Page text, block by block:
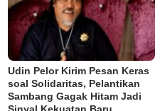
Udin Pelor Kirim Pesan Keras
soal Solidaritas, Pelantikan
Sambang Gagak Hitam Jadi
Sinyal Kekuatan Baru